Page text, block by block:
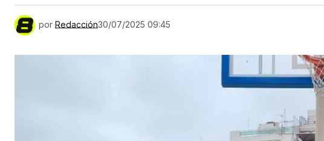
por Redacción30/07/2025 09:45